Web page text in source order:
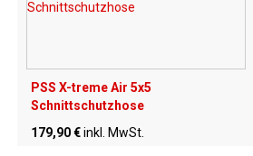
PSS X-treme Air 5x5
Schnittschutzhose
179,90 € inkl. MwSt.